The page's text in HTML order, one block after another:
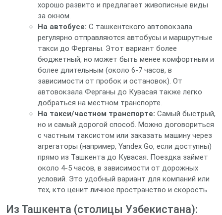
хорошо развито и предлагает живописные виды
за окном.
На автобусе: С ташкентского автовокзала
регулярно отправляются автобусы и маршрутные
такси до Ферганы. Этот вариант более
бюджетный, но может быть менее комфортным и
более длительным (около 6-7 часов, в
зависимости от пробок и остановок). От
автовокзала Ферганы до Кувасая также легко
добраться на местном транспорте.
На такси/частном транспорте: Самый быстрый,
но и самый дорогой способ. Можно договориться
с частным таксистом или заказать машину через
агрегаторы (например, Yandex Go, если доступны)
прямо из Ташкента до Кувасая. Поездка займет
около 4-5 часов, в зависимости от дорожных
условий. Это удобный вариант для компаний или
тех, кто ценит личное пространство и скорость.
Из Ташкента (столицы Узбекистана):